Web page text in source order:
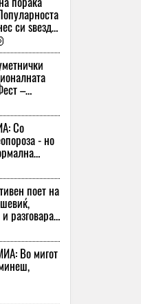
странски
од
Куманово со
фестивал и
политики
за
учество
друг
сограѓанин
си ѕвезда,
–
ги
–
Со
- но
поет на
разговара
- ако
добро
Во мигот